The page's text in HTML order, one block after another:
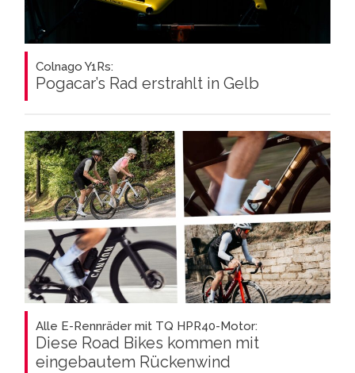
Colnago Y1Rs:
Pogacar’s Rad erstrahlt in Gelb
Alle E-Rennräder mit TQ HPR40-Motor:
Diese Road Bikes kommen mit
eingebautem Rückenwind